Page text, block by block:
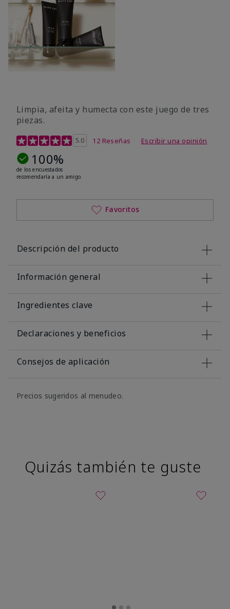
Limpia, afeita y humecta con este juego de tres
piezas.
Calificación de clientes de 5 de 5
5.0 12 Reseñas Escribir una opinión
100%
de los encuestados
recomendaría a un amigo.
Favoritos
Descripción del producto
Información general
Ingredientes clave
Declaraciones y beneficios
Consejos de aplicación
Precios sugeridos al menudeo.
Quizás también te guste